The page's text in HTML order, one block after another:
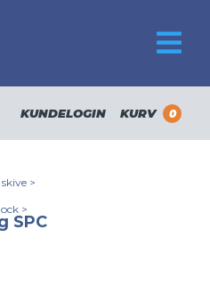
KUNDELOGIN KURV 0
>
>
SPC